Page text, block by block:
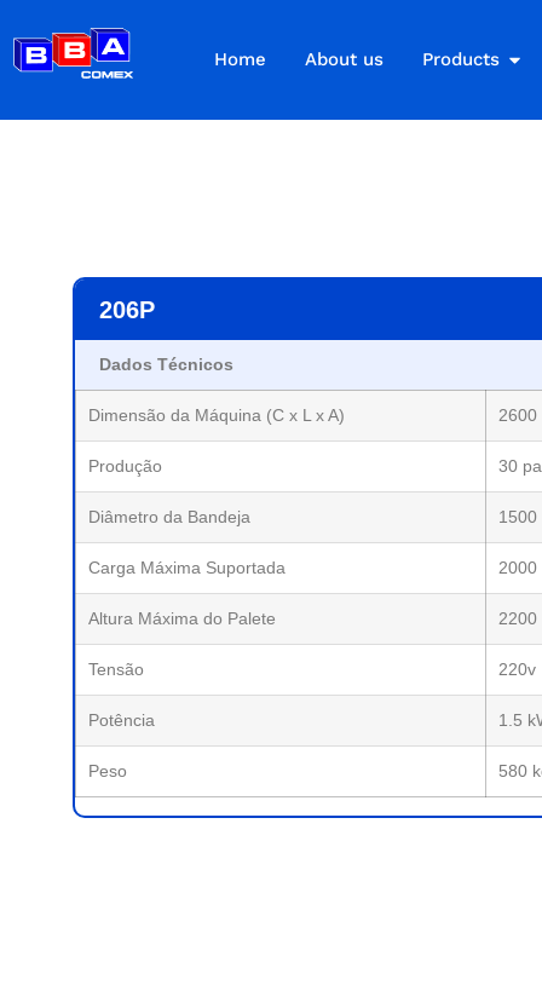
Home About us Products
206P
Dados Técnicos
Dimensão da Máquina (C x L x A) 2600
Produção 30
Diâmetro da Bandeja 1500
Carga Máxima Suportada 2000
Altura Máxima do Palete 2200
Tensão 220v
Potência 1.5
Peso 580